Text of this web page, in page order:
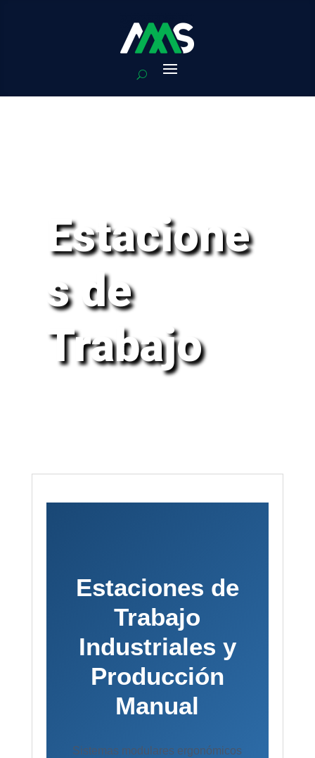
Estacione
s de
Trabajo
Estaciones de
Trabajo
Industriales y
Producción
Manual
Sistemas modulares ergonómicos